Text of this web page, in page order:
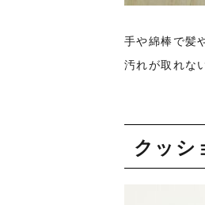
手や綿棒で髪
汚れが取れな
クッシ